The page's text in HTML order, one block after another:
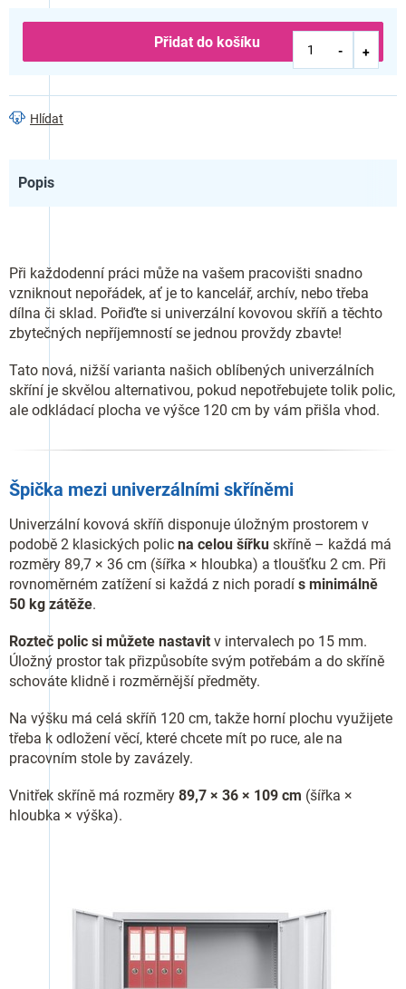
Přidat do košíku
Hlídat
Popis
Při každodenní práci může na vašem pracovišti snadno
vzniknout nepořádek, ať je to kancelář, archív, nebo třeba
dílna či sklad. Pořiďte si univerzální kovovou skříň a těchto
zbytečných nepříjemností se jednou provždy zbavte!
Tato nová, nižší varianta našich oblíbených univerzálních
skříní je skvělou alternativou, pokud nepotřebujete tolik polic,
ale odkládací plocha ve výšce 120 cm by vám přišla vhod.
Špička mezi univerzálními skříněmi
Univerzální kovová skříň disponuje úložným prostorem v
podobě 2 klasických polic na celou šířku skříně – každá má
rozměry 89,7 × 36 cm (šířka × hloubka) a tloušťku 2 cm. Při
rovnoměrném zatížení si každá z nich poradí s minimálně
50 kg zátěže.
Rozteč polic si můžete nastavit v intervalech po 15 mm.
Úložný prostor tak přizpůsobíte svým potřebám a do skříně
schováte klidně i rozměrnější předměty.
Na výšku má celá skříň 120 cm, takže horní plochu využijete
třeba k odložení věcí, které chcete mít po ruce, ale na
pracovním stole by zavázely.
Vnitřek skříně má rozměry 89,7 × 36 × 109 cm (šířka ×
hloubka × výška).